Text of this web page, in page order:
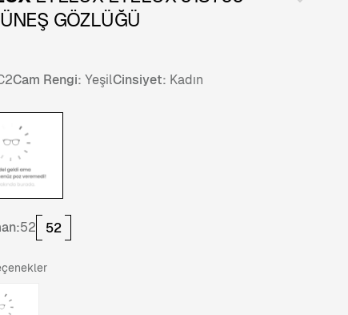
GÖZLÜĞÜ
Cam Rengi: YeşilCinsiyet: Kadın
52 52